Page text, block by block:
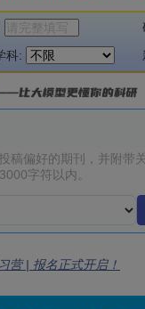
科:
营 | 报名正式开启！